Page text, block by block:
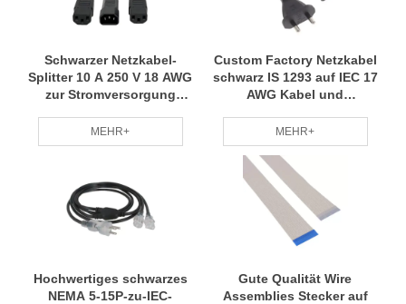
Schwarzer Netzkabel-
Splitter 10 A 250 V 18 AWG
zur Stromversorgung
MEHR+
Custom Factory Netzkabel
schwarz IS 1293 auf IEC 17
AWG Kabel und
MEHR+
Hochwertiges schwarzes
NEMA 5-15P-zu-IEC-
Gute Qualität Wire
Assemblies Stecker auf